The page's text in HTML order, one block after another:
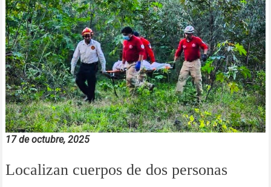
17 de octubre, 2025
Localizan cuerpos de dos personas